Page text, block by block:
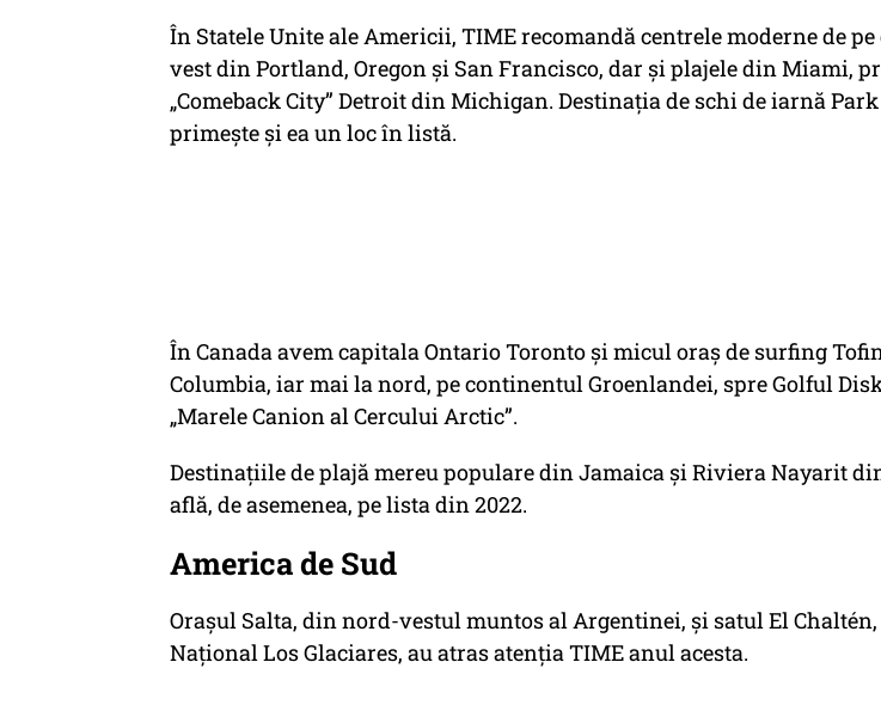
În Statele Unite ale Americii, TIME recomandă centrele moderne de pe
vest din Portland, Oregon și San Francisco, dar și plajele din Miami,
„Comeback City” Detroit din Michigan. Destinația de schi de iarnă
primește și ea un loc în listă.
În Canada avem capitala Ontario Toronto și micul oraș de surfing
Columbia, iar mai la nord, pe continentul Groenlandei, spre Golful
„Marele Canion al Cercului Arctic”.
Destinațiile de plajă mereu populare din Jamaica și Riviera Nayarit
află, de asemenea, pe lista din 2022.
America de Sud
Orașul Salta, din nord-vestul muntos al Argentinei, și satul El
Național Los Glaciares, au atras atenția TIME anul acesta.